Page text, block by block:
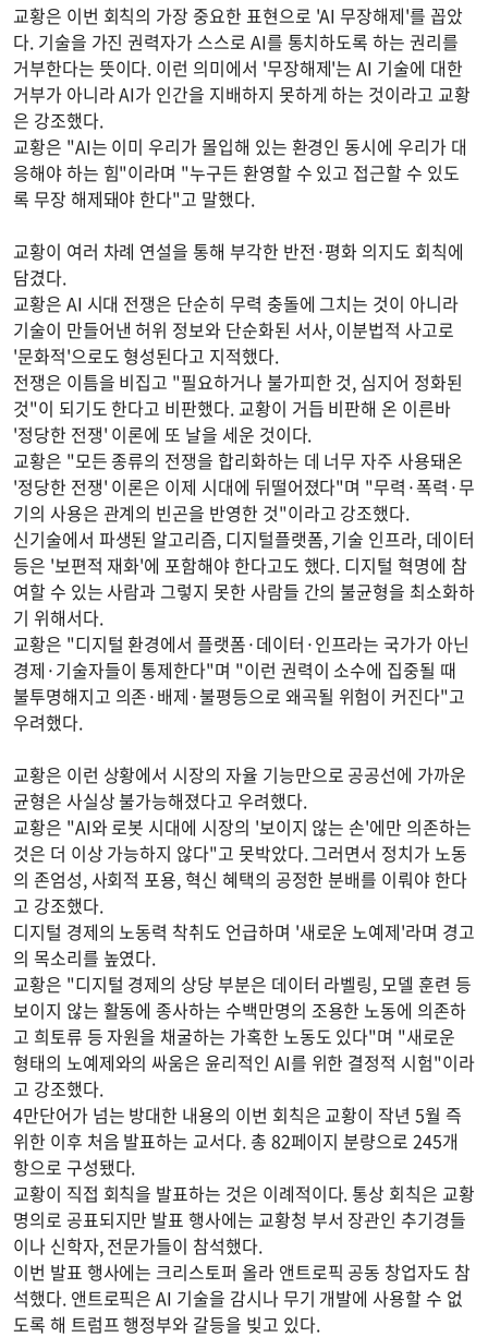
교황은 이번 회칙의 가장 중요한 표현으로 'AI 무장해제'를 꼽았
다. 기술을 가진 권력자가 스스로 AI를 통치하도록 하는 권리를
거부한다는 뜻이다. 이런 의미에서 '무장해제'는 AI 기술에 대한
거부가 아니라 AI가 인간을 지배하지 못하게 하는 것이라고 교황
은 강조했다.
교황은 "AI는 이미 우리가 몰입해 있는 환경인 동시에 우리가 대
응해야 하는 힘"이라며 "누구든 환영할 수 있고 접근할 수 있도
록 무장 해제돼야 한다"고 말했다.
교황이 여러 차례 연설을 통해 부각한 반전·평화 의지도 회칙에
담겼다.
교황은 AI 시대 전쟁은 단순히 무력 충돌에 그치는 것이 아니라
기술이 만들어낸 허위 정보와 단순화된 서사, 이분법적 사고로
'문화적'으로도 형성된다고 지적했다.
전쟁은 이틈을 비집고 "필요하거나 불가피한 것, 심지어 정화된
것"이 되기도 한다고 비판했다. 교황이 거듭 비판해 온 이른바
'정당한 전쟁' 이론에 또 날을 세운 것이다.
교황은 "모든 종류의 전쟁을 합리화하는 데 너무 자주 사용돼온
'정당한 전쟁' 이론은 이제 시대에 뒤떨어졌다"며 "무력·폭력·무
기의 사용은 관계의 빈곤을 반영한 것"이라고 강조했다.
신기술에서 파생된 알고리즘, 디지털플랫폼, 기술 인프라, 데이터
등은 '보편적 재화'에 포함해야 한다고도 했다. 디지털 혁명에 참
여할 수 있는 사람과 그렇지 못한 사람들 간의 불균형을 최소화하
기 위해서다.
교황은 "디지털 환경에서 플랫폼·데이터·인프라는 국가가 아닌
경제·기술자들이 통제한다"며 "이런 권력이 소수에 집중될 때
불투명해지고 의존·배제·불평등으로 왜곡될 위험이 커진다"고
우려했다.
교황은 이런 상황에서 시장의 자율 기능만으로 공공선에 가까운
균형은 사실상 불가능해졌다고 우려했다.
교황은 "AI와 로봇 시대에 시장의 '보이지 않는 손'에만 의존하는
것은 더 이상 가능하지 않다"고 못박았다. 그러면서 정치가 노동
의 존엄성, 사회적 포용, 혁신 혜택의 공정한 분배를 이뤄야 한다
고 강조했다.
디지털 경제의 노동력 착취도 언급하며 '새로운 노예제'라며 경고
의 목소리를 높였다.
교황은 "디지털 경제의 상당 부분은 데이터 라벨링, 모델 훈련 등
보이지 않는 활동에 종사하는 수백만명의 조용한 노동에 의존하
고 희토류 등 자원을 채굴하는 가혹한 노동도 있다"며 "새로운
형태의 노예제와의 싸움은 윤리적인 AI를 위한 결정적 시험"이라
고 강조했다.
4만단어가 넘는 방대한 내용의 이번 회칙은 교황이 작년 5월 즉
위한 이후 처음 발표하는 교서다. 총 82페이지 분량으로 245개
항으로 구성됐다.
교황이 직접 회칙을 발표하는 것은 이례적이다. 통상 회칙은 교황
명의로 공표되지만 발표 행사에는 교황청 부서 장관인 추기경들
이나 신학자, 전문가들이 참석했다.
이번 발표 행사에는 크리스토퍼 올라 앤트로픽 공동 창업자도 참
석했다. 앤트로픽은 AI 기술을 감시나 무기 개발에 사용할 수 없
도록 해 트럼프 행정부와 갈등을 빚고 있다.